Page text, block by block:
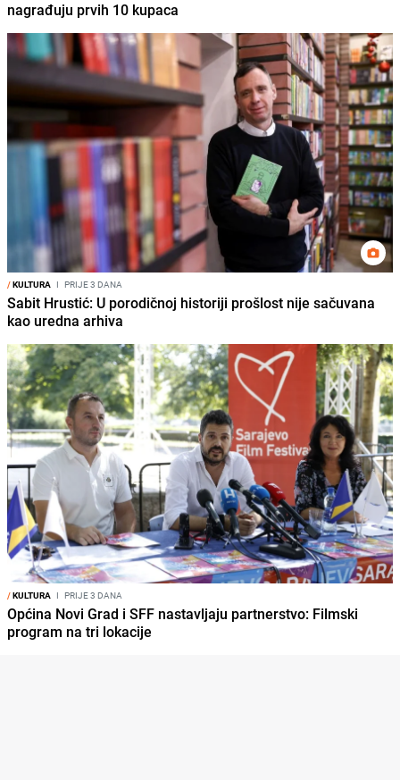
nagrađuju prvih 10 kupaca
/KULTURA I PRIJE 3 DANA
Sabit Hrustić: U porodičnoj historiji prošlost nije sačuvana
kao uredna arhiva
/KULTURA I PRIJE 3 DANA
Općina Novi Grad i SFF nastavljaju partnerstvo: Filmski
program na tri lokacije